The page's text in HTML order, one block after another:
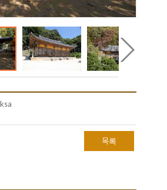
목록